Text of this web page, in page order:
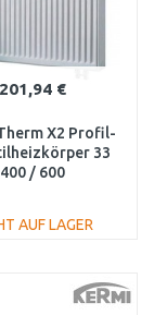
201,94 €
X2 Profil-
33
400 / 600
AUF LAGER